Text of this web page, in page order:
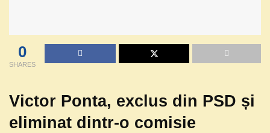
0
SHARES
Victor Ponta, exclus din PSD și
eliminat dintr-o comisie